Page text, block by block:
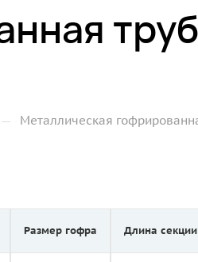
— Металлическая
Размер гофра Длина секции